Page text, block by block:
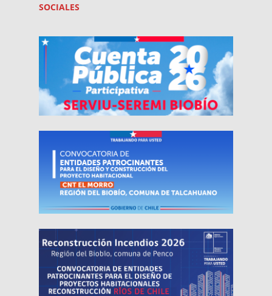
SOCIALES